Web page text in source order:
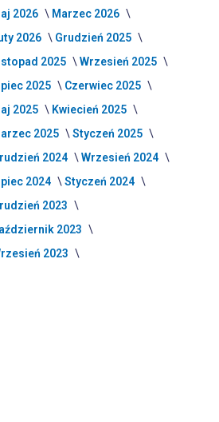
2026
Marzec 2026
2026
Grudzień 2025
2025
Wrzesień 2025
2025
Czerwiec 2025
2025
Kwiecień 2025
2025
Styczeń 2025
2024
Wrzesień 2024
2024
Styczeń 2024
2023
2023
2023